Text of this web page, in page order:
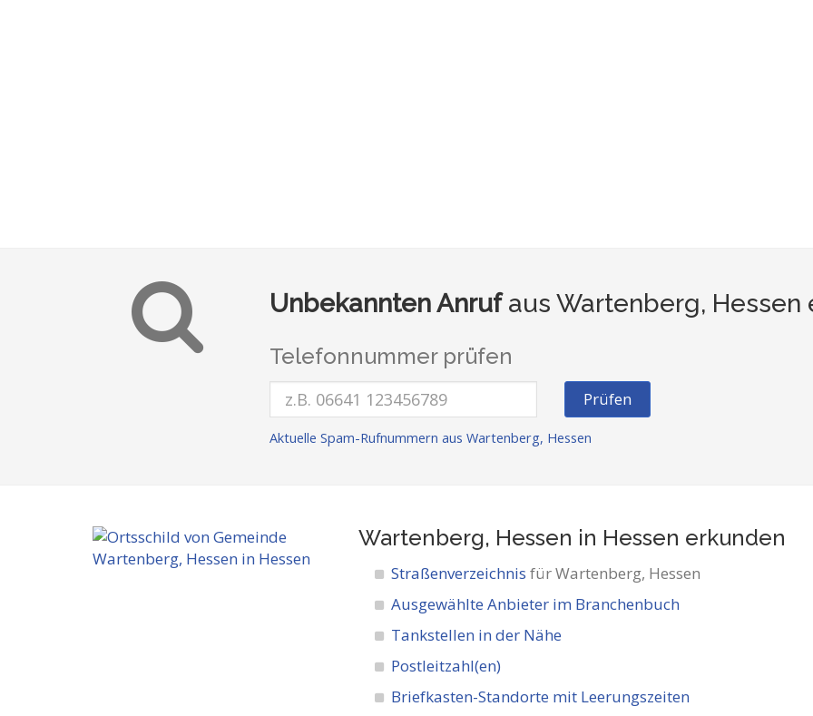
Unbekannten Anrufaus Wartenberg, Hessen
Telefonnummer prüfen
Prüfen
Aktuelle Spam-Rufnummern aus Wartenberg, Hessen
Wartenberg, Hessen in Hessen erkunden
Straßenverzeichnis für Wartenberg, Hessen
Ausgewählte Anbieter im Branchenbuch
Tankstellen in der Nähe
Postleitzahl(en)
Briefkasten-Standorte mit Leerungszeiten